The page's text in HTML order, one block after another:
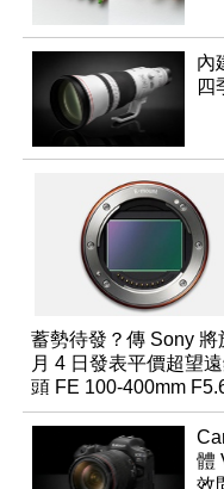
內
四
蓄勢待發？傳 Sony 將
月 4 日發表平價超望
頭 FE 100-400mm
體
效